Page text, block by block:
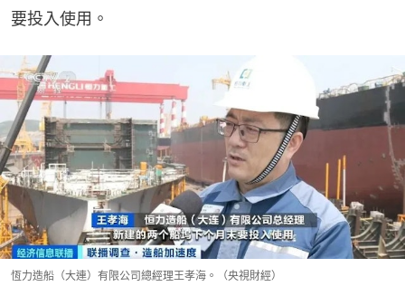
要投入使用。
恆力造船（大連）有限公司總經理王孝海。（央視財經）